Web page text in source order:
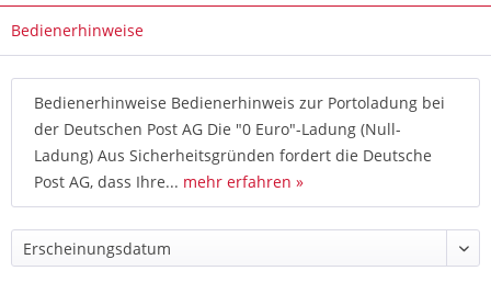
Bedienerhinweise
Bedienerhinweise Bedienerhinweis zur Portoladung bei
der Deutschen Post AG Die "0 Euro"-Ladung (Null-
Ladung) Aus Sicherheitsgründen fordert die Deutsche
Post AG, dass Ihre... mehr erfahren »